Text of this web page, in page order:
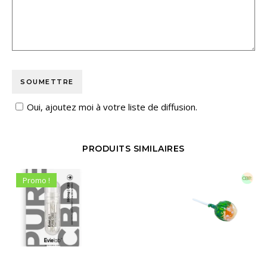
Oui, ajoutez moi à votre liste de diffusion.
PRODUITS SIMILAIRES
Promo !